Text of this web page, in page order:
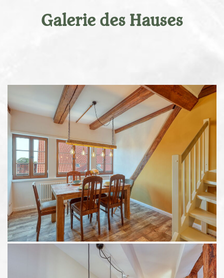
Galerie des Hauses